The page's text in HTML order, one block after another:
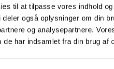
til at tilpasse vores indhold
også oplysninger om din
og analysepartnere.
de har indsamlet fra din brug af